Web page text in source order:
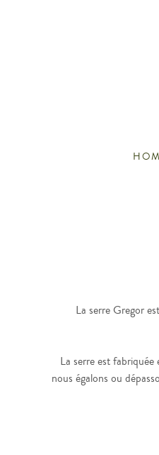
La serre Gregor
La serre est
nous égalons ou